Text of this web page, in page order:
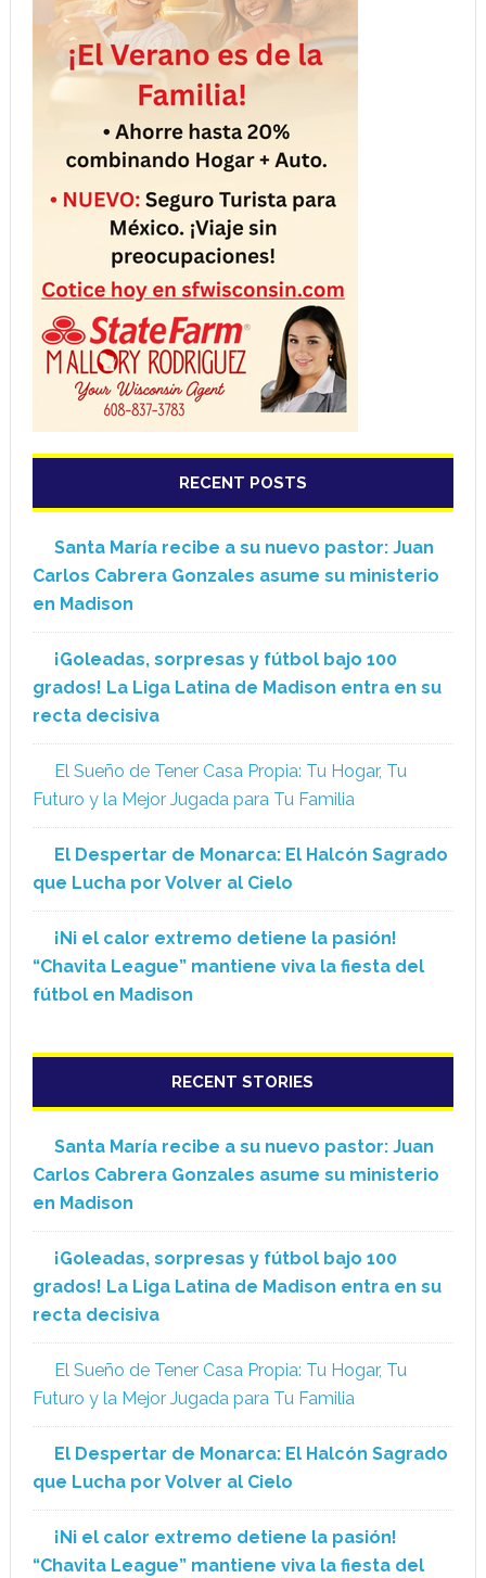
RECENT POSTS
Santa María recibe a su nuevo pastor: Juan
Carlos Cabrera Gonzales asume su ministerio
en Madison
¡Goleadas, sorpresas y fútbol bajo 100
grados! La Liga Latina de Madison entra en su
recta decisiva
El Sueño de Tener Casa Propia: Tu Hogar, Tu
Futuro y la Mejor Jugada para Tu Familia
El Despertar de Monarca: El Halcón Sagrado
que Lucha por Volver al Cielo
¡Ni el calor extremo detiene la pasión!
“Chavita League” mantiene viva la fiesta del
fútbol en Madison
RECENT STORIES
Santa María recibe a su nuevo pastor: Juan
Carlos Cabrera Gonzales asume su ministerio
en Madison
¡Goleadas, sorpresas y fútbol bajo 100
grados! La Liga Latina de Madison entra en su
recta decisiva
El Sueño de Tener Casa Propia: Tu Hogar, Tu
Futuro y la Mejor Jugada para Tu Familia
El Despertar de Monarca: El Halcón Sagrado
que Lucha por Volver al Cielo
¡Ni el calor extremo detiene la pasión!
“Chavita League” mantiene viva la fiesta del